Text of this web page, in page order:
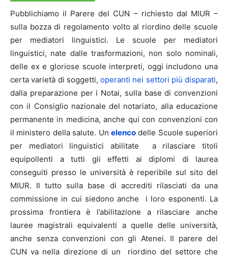
Pubblichiamo il Parere del CUN – richiesto dal MIUR –
sulla bozza di regolamento volto al riordino delle scuole
per mediatori linguistici. Le scuole per mediatori
linguistici, nate dalle trasformazioni, non solo nominali,
delle ex e gloriose scuole interpreti, oggi includono una
certa varietà di soggetti, operanti nei settori più disparati,
dalla preparazione per i Notai, sulla base di convenzioni
con il Consiglio nazionale del notariato, alla educazione
permanente in medicina, anche qui con convenzioni con
il ministero della salute. Un elencodelle Scuole superiori
per mediatori linguistici abilitate a rilasciare titoli
equipollenti a tutti gli effetti ai diplomi di laurea
conseguiti presso le università è reperibile sul sito del
MIUR. Il tutto sulla base di accrediti rilasciati da una
commissione in cui siedono anche i loro esponenti. La
prossima frontiera è l’abilitazione a rilasciare anche
lauree magistrali equivalenti a quelle delle università,
anche senza convenzioni con gli Atenei. Il parere del
CUN va nella direzione di un riordino del settore che